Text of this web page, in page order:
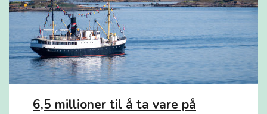
6,5 millioner til å ta vare på